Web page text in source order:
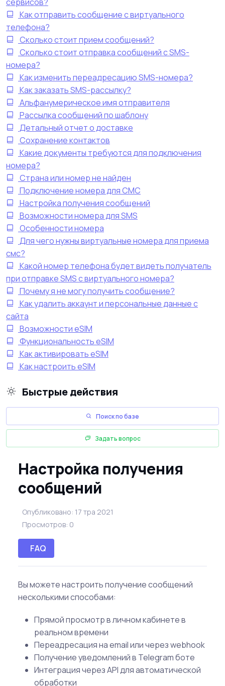
Как отправить сообщение с виртуального
телефона?
Сколько стоит прием сообщений?
Сколько стоит отправка сообщений с SMS-
номера?
Как изменить переадресацию SMS-номера?
Как заказать SMS-рассылку?
Альфанумерическое имя отправителя
Рассылка сообщений по шаблону
Детальный отчет о доставке
Сохранение контактов
Какие документы требуются для подключения
номера?
Страна или номер не найден
Подключение номера для CMC
Настройка получения сообщений
Возможности номера для SMS
Особенности номера
Для чего нужны виртуальные номера для приема
смс?
Какой номер телефона будет видеть получатель
при отправке SMS с виртуального номера?
Почему я не могу получить сообщение?
Как удалить аккаунт и персональные данные с
сайта
Возможности eSIM
Функциональность eSIM
Как активировать eSIM
Как настроить eSIM
Быстрые действия
Поиск по базе
Задать вопрос
Настройка получения
сообщений
Опубликовано: 17 тра 2021
Просмотров: 0
FAQ
Вы можете настроить получение сообщений
несколькими способами:
Прямой просмотр в личном кабинете в
реальном времени
Переадресация на email или через webhook
Получение уведомлений в Telegram боте
Интеграция через API для автоматической
обработки